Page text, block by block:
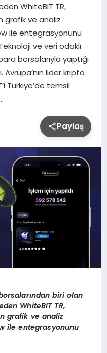
WhiteBIT TR,
grafik ve analiz
ile entegrasyonunu
ve veri odaklı
borsalarıyla yaptığı
lider kripto
Türkiye’de temsil
Paylaş
biri olan
WhiteBIT TR,
grafik ve analiz
ile entegrasyonunu